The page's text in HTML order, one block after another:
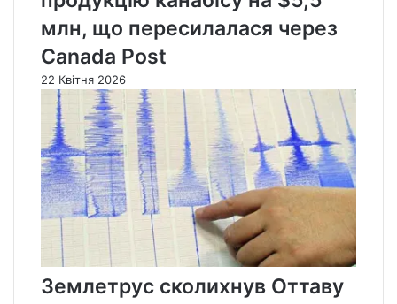
млн, що пересилалася через
Canada Post
22 Квітня 2026
Землетрус сколихнув Оттаву